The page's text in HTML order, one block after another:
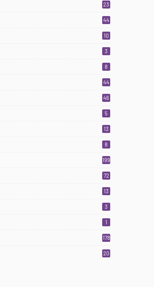
23
44
10
3
8
44
46
5
13
8
199
72
13
3
1
178
20